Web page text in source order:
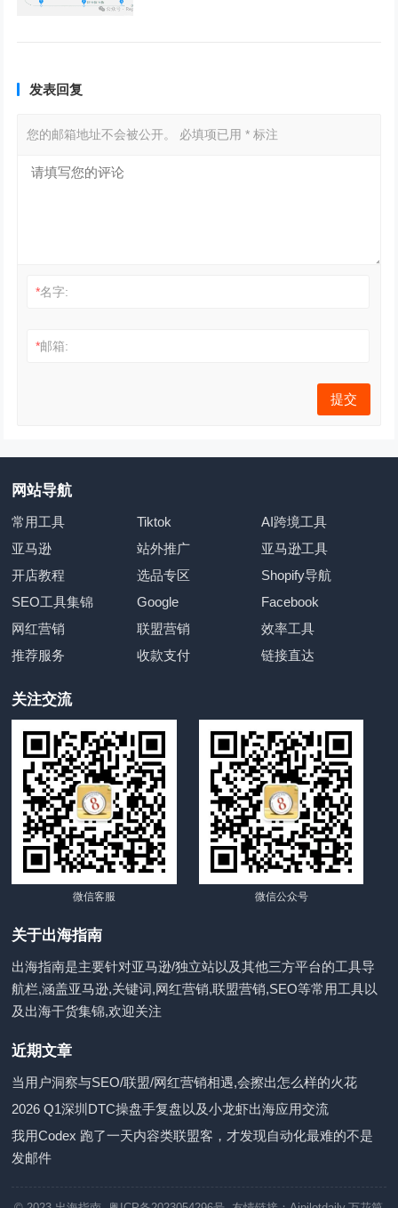
发表回复
您的邮箱地址不会被公开。 必填项已用* 标注
*名字:
*邮箱:
网站导航
常用工具 Tiktok
AI跨境工具
亚马逊
站外推广
亚马逊工具
开店教程
选品专区
Shopify导航
SEO工具集锦
Google
Facebook
网红营销
联盟营销
效率工具
推荐服务
收款支付 链接直达
关注交流
微信客服 微信公众号
关于出海指南
出海指南是主要针对亚马逊/独立站以及其他三方平台的工具导
航栏,涵盖亚马逊,关键词,网红营销,联盟营销,SEO等常用工具以
及出海干货集锦,欢迎关注
近期文章
当用户洞察与SEO/联盟/网红营销相遇,会擦出怎么样的火花
2026 Q1深圳DTC操盘手复盘以及小龙虾出海应用交流
我用Codex 跑了一天内容类联盟客，才发现自动化最难的不是
发邮件